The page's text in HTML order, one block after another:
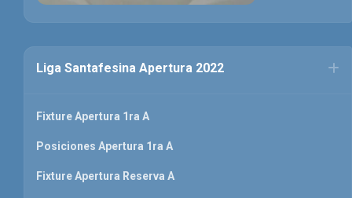
Liga Santafesina Apertura 2022
Fixture Apertura 1ra A
Posiciones Apertura 1ra A
Fixture Apertura Reserva A